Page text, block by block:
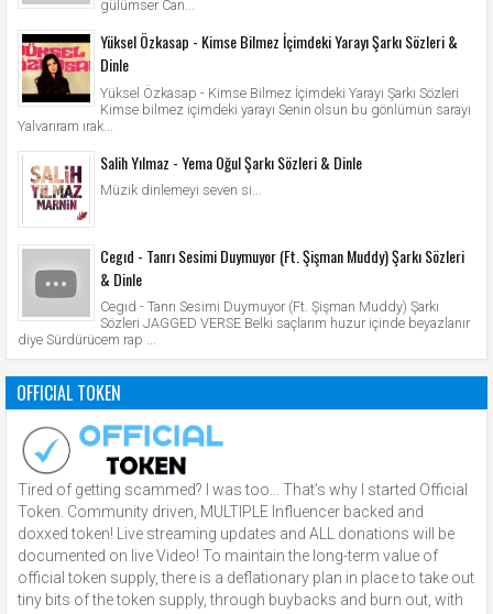
gülümser Can...
Yüksel Özkasap - Kimse Bilmez İçimdeki Yarayı Şarkı Sözleri &
Dinle
Yüksel Özkasap - Kimse Bilmez İçimdeki Yarayı Şarkı Sözleri
Kimse bilmez içimdeki yarayı Senin olsun bu gönlümün sarayı
Yalvarıram ırak...
Salih Yılmaz - Yema Oğul Şarkı Sözleri & Dinle
Müzik dinlemeyi seven si...
Cegıd - Tanrı Sesimi Duymuyor (Ft. Şişman Muddy) Şarkı Sözleri
& Dinle
Cegıd - Tanrı Sesimi Duymuyor (Ft. Şişman Muddy) Şarkı
Sözleri JAGGED VERSE Belki saçlarım huzur içinde beyazlanır
diye Sürdürücem rap ...
OFFICIAL TOKEN
Tired of getting scammed? I was too… That’s why I started Official
Token. Community driven, MULTIPLE Influencer backed and
doxxed token! Live streaming updates and ALL donations will be
documented on live Video! To maintain the long-term value of
official token supply, there is a deflationary plan in place to take out
tiny bits of the token supply, through buybacks and burn out, with